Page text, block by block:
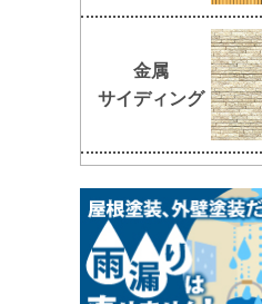
金属
サイディング